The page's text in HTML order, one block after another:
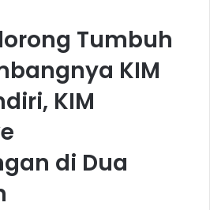
Tumbuh
KIM
KIM
di Dua